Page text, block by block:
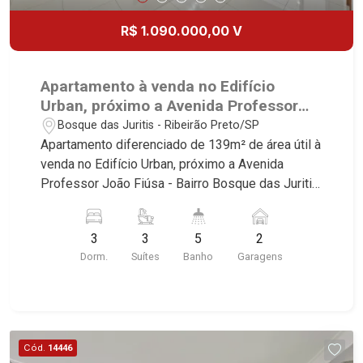
R$ 1.090.000,00 V
Apartamento à venda no Edifício
Urban, próximo a Avenida Professor
João Fiúsa - Ribeirão Preto/SP.
Bosque das Juritis - Ribeirão Preto/SP
Apartamento diferenciado de 139m² de área útil à
venda no Edifício Urban, próximo a Avenida
Professor João Fiúsa - Bairro Bosque das Juritis,
deste imóvel que a Martinelli Imobiliária
selecionou para você: - 139m² de área útil - 3
suítes com armários e ar-condicionado - Sala 3
com vidro e churrasqueira - 2 vagas cobertas
Martinelli Imobiliária - excelência absoluta no
3
Dorm.
3
Suítes
5
Banho
2
Garagens
Cód. 14446